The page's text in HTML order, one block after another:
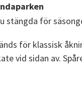
stängda för
för klassisk
vid sidan av.